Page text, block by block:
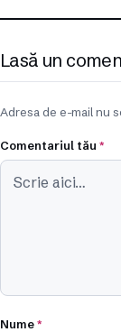
Lasă un
Adresa de e-mail nu
Comentariul tău *
Nume*